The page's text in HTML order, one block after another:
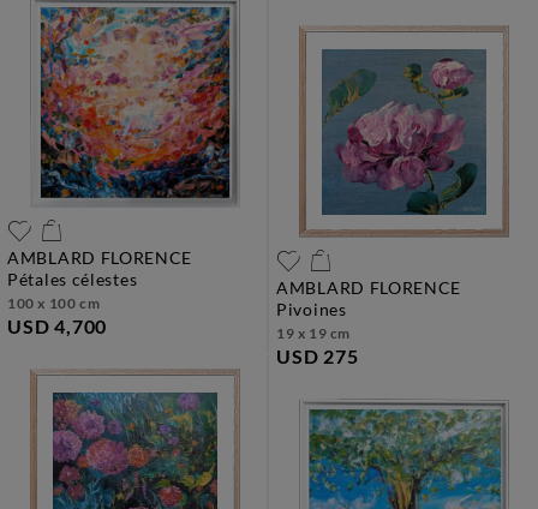
AMBLARD FLORENCE
pétales célestes
100 x 100 cm
USD 4,700
AMBLARD FLORENCE
pivoines
19 x 19 cm
USD 275